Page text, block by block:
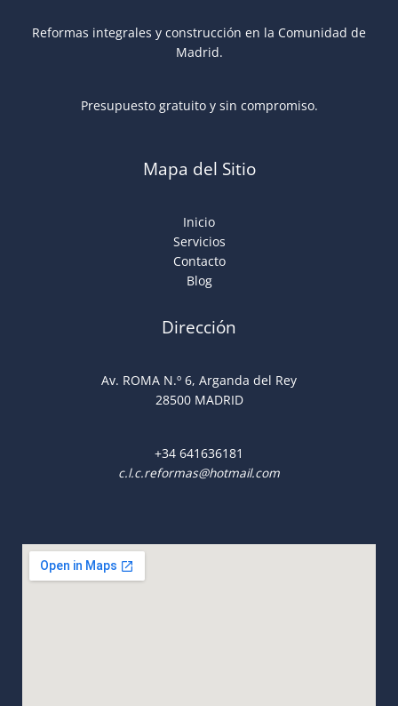
Reformas integrales y construcción en la Comunidad de
Madrid.
Presupuesto gratuito y sin compromiso.
Mapa del Sitio
Inicio
Servicios
Contacto
Blog
Dirección
Av. ROMA N.º 6, Arganda del Rey
28500 MADRID
+34 641636181
c.l.c.reformas@hotmail.com